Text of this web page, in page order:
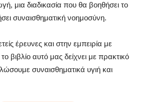
μια διαδικασία που θα βοηθήσει το
συναισθηματική νοημοσύνη.
έρευνες και στην εμπειρία με
βιβλίο αυτό μας δείχνει με πρακτικό
συναισθηματικά υγιή και